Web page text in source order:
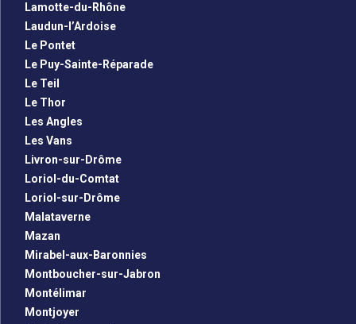
Lamotte-du-Rhône
Laudun-l’Ardoise
Le Pontet
Le Puy-Sainte-Réparade
Le Teil
Le Thor
Les Angles
Les Vans
Livron-sur-Drôme
Loriol-du-Comtat
Loriol-sur-Drôme
Malataverne
Mazan
Mirabel-aux-Baronnies
Montboucher-sur-Jabron
Montélimar
Montjoyer